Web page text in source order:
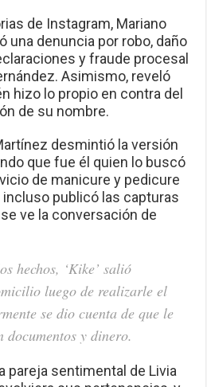
de Instagram, Mariano
una denuncia por robo, daño
y fraude procesal
Asimismo, reveló
hizo lo propio en contra del
de su nombre.
desmintió la versión
que fue él quien lo buscó
de manicure y pedicure
publicó las capturas
ve la conversación de
hechos, ‘Kike’ salió
luego de realizarle el
se dio cuenta de que le
documentos y dinero.
pareja sentimental de Livia